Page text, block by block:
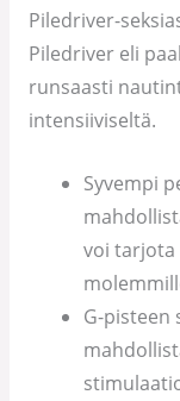
Piledriver-
Piledriver eli
runsaasti
intensiiviseltä.
Syvempi
voi tarjota
G-pisteen